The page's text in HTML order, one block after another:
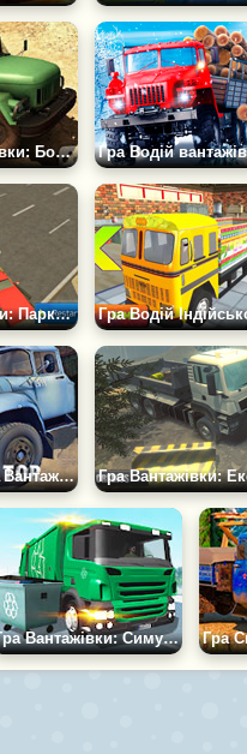
Водій вантажівки: Божевільна Дорога 2
Гра Вантажівки: Паркування Евакуатора
Гра Російська Вантажівка ЗІЛ
Гра Вантажівки: Симулятор Сміттєвоза 3Д